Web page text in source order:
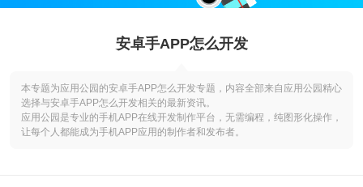
安卓手APP怎么开发
本专题为应用公园的安卓手APP怎么开发专题，内容全部来自应用公园精心
选择与安卓手APP怎么开发相关的最新资讯。
应用公园是专业的手机APP在线开发制作平台，无需编程，纯图形化操作，
让每个人都能成为手机APP应用的制作者和发布者。